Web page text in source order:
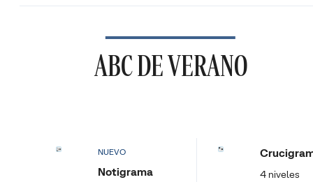
ABC DE VERANO
NUEVO
Notigrama 4 niveles